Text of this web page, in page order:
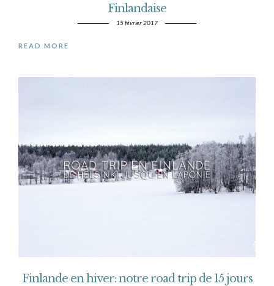
Finlandaise
15 février 2017
READ MORE
Finlande en hiver: notre road trip de 15 jours